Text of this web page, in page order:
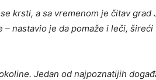
krsti, a sa vremenom je čitav grad
nastavio je da pomaže i leči,
Jedan od najpoznatijih